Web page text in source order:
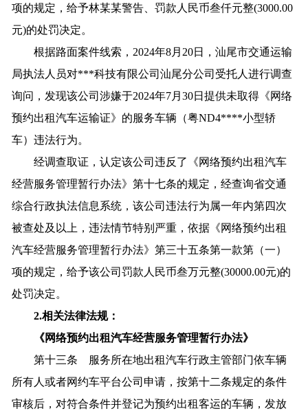
项的规定，给予林某某警告、罚款人民币叁仟元整(3000.00
元)的处罚决定。
根据路面案件线索，2024年8月20日，汕尾市交通运输
局执法人员对***科技有限公司汕尾分公司受托人进行调查
询问，发现该公司涉嫌于2024年7月30日提供未取得《网络
预约出租汽车运输证》的服务车辆（粤ND4****小型轿
车）违法行为。
经调查取证，认定该公司违反了《网络预约出租汽车
经营服务管理暂行办法》第十七条的规定，经查询省交通
综合行政执法信息系统，该公司违法行为属一年内第四次
被查处及以上，违法情节特别严重，依据《网络预约出租
汽车经营服务管理暂行办法》第三十五条第一款第（一）
项的规定，给予该公司罚款人民币叁万元整(30000.00元)的
处罚决定。
2.相关法律法规：
《网络预约出租汽车经营服务管理暂行办法》
第十三条 服务所在地出租汽车行政主管部门依车辆
所有人或者网约车平台公司申请，按第十二条规定的条件
审核后，对符合条件并登记为预约出租客运的车辆，发放